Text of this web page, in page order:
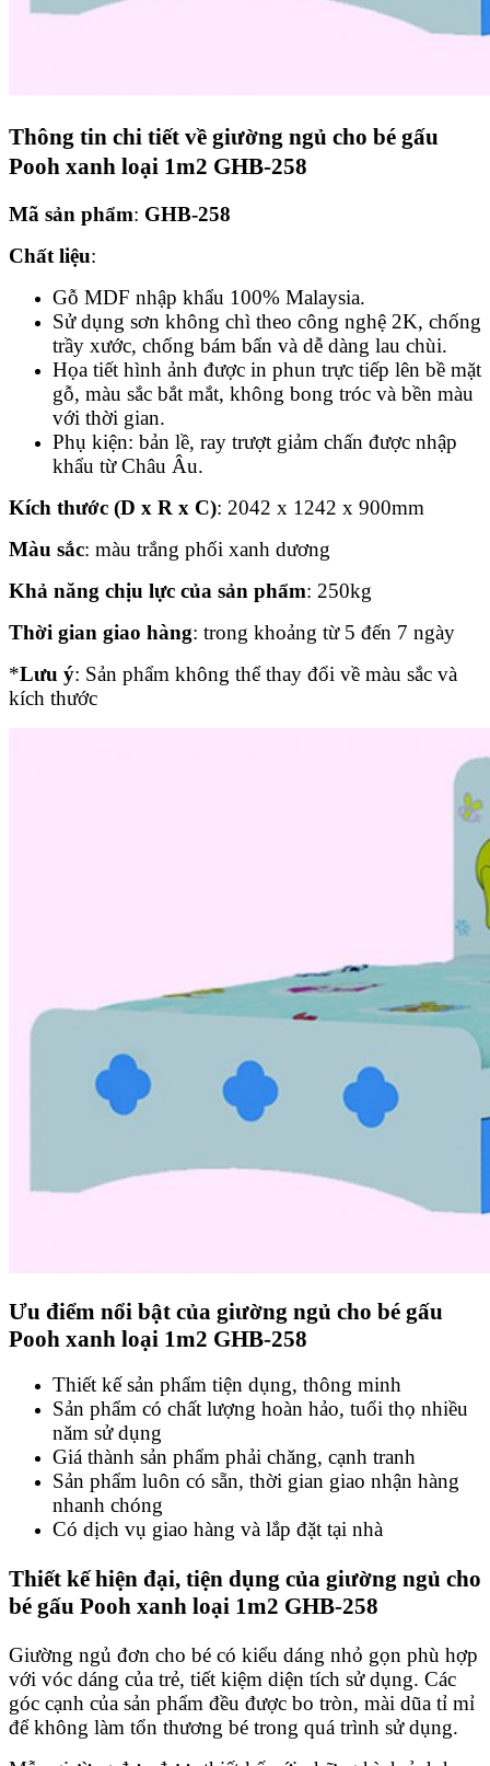
Thông tin chi tiết về giường ngủ cho bé gấu
Pooh xanh loại 1m2 GHB-258
Mã sản phẩm: GHB-258
Chất liệu:
Gỗ MDF nhập khẩu 100% Malaysia.
Sử dụng sơn không chì theo công nghệ 2K, chống
trầy xước, chống bám bẩn và dễ dàng lau chùi.
Họa tiết hình ảnh được in phun trực tiếp lên bề mặt
gỗ, màu sắc bắt mắt, không bong tróc và bền màu
với thời gian.
Phụ kiện: bản lề, ray trượt giảm chấn được nhập
khẩu từ Châu Âu.
Kích thước (D x R x C): 2042 x 1242 x 900mm
Màu sắc: màu trắng phối xanh dương
Khả năng chịu lực của sản phẩm: 250kg
Thời gian giao hàng: trong khoảng từ 5 đến 7 ngày
*Lưu ý: Sản phẩm không thể thay đổi về màu sắc và
kích thước
Ưu điểm nổi bật của giường ngủ cho bé gấu
Pooh xanh loại 1m2 GHB-258
Thiết kế sản phẩm tiện dụng, thông minh
Sản phẩm có chất lượng hoàn hảo, tuổi thọ nhiều
năm sử dụng
Giá thành sản phẩm phải chăng, cạnh tranh
Sản phẩm luôn có sẵn, thời gian giao nhận hàng
nhanh chóng
Có dịch vụ giao hàng và lắp đặt tại nhà
Thiết kế hiện đại, tiện dụng của giường ngủ cho
bé gấu Pooh xanh loại 1m2 GHB-258
Giường ngủ đơn cho bé có kiểu dáng nhỏ gọn phù hợp
với vóc dáng của trẻ, tiết kiệm diện tích sử dụng. Các
góc cạnh của sản phẩm đều được bo tròn, mài dũa tỉ mỉ
để không làm tổn thương bé trong quá trình sử dụng.